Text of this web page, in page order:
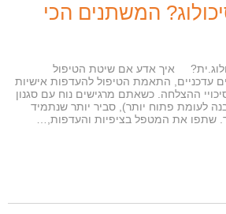
המשתנים הכי
איך אדע אם שיטת הטיפול
עדכניים, התאמת הטיפול להעדפות אישיות
ההצלחה. כשאתם מרגישים נוח עם סגנון
לעומת פתוח יותר), סביר יותר שנתמיד
שתפו את המטפל בציפיות והעדפות,…